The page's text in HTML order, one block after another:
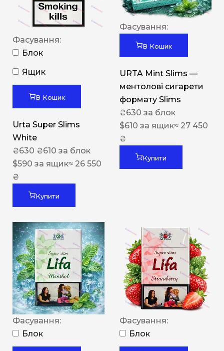
Фасування:
Блок
Ящик
В Кошик
Urta Super Slims
White
₴630 ₴610 за блок
$590 за ящик≈ 26 550
₴
Купити
Фасування:
В Кошик
URTA Mint Slims —
ментолові сигарети
формату Slims
₴630 за блок
$610 за ящик≈ 27 450
₴
Купити
Фасування:
Блок
Фасування:
Блок